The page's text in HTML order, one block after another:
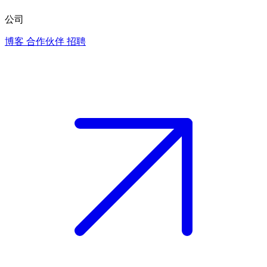
公司
博客 合作伙伴 招聘